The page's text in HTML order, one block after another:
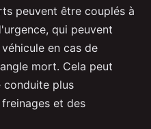
peuvent être couplés à
qui peuvent
en cas de
mort. Cela peut
conduite plus
et des